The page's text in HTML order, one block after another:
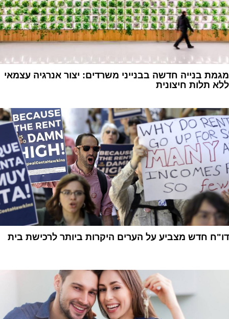
מגמת בנייה חדשה בבנייני משרדים: יצור אנרגיה עצמאי
ללא תלות חיצונית
דו"ח חדש מצביע על הערים היקרות ביותר לרכישת בית